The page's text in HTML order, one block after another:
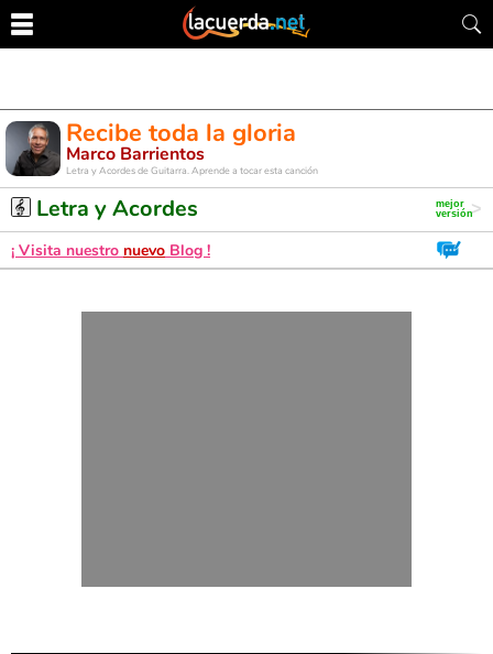
Recibe toda la gloria
Marco Barrientos
Letra y Acordes de Guitarra. Aprende a tocar esta canción
Letra y Acordes
¡ Visita nuestro nuevo Blog !